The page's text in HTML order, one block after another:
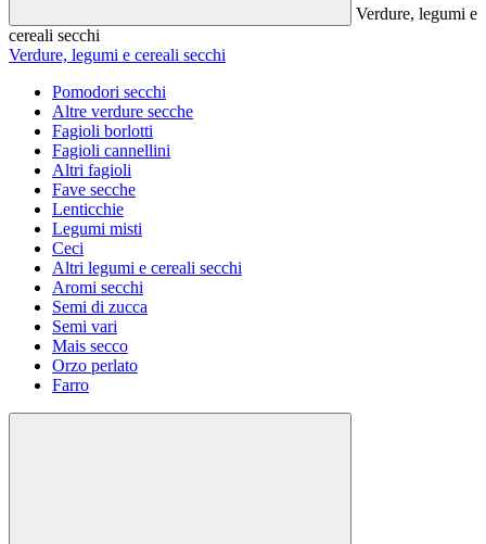
Verdure, legumi e
cereali secchi
Verdure, legumi e cereali secchi
Pomodori secchi
Altre verdure secche
Fagioli borlotti
Fagioli cannellini
Altri fagioli
Fave secche
Lenticchie
Legumi misti
Ceci
Altri legumi e cereali secchi
Aromi secchi
Semi di zucca
Semi vari
Mais secco
Orzo perlato
Farro